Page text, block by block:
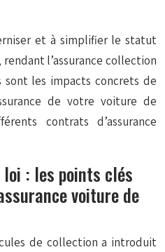
et à simplifier le statut
l’assurance collection
sont les impacts concrets de
de votre voiture de
contrats d’assurance
: les points clés
voiture de
de collection a introduit